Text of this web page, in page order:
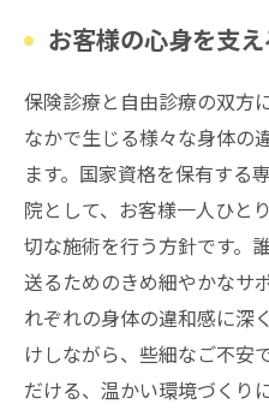
お客様の心身を支
保険診療と自由診療の双方
なかで生じる様々な身体の
ます。国家資格を保有する
院として、お客様一人ひと
切な施術を行う方針です。
送るためのきめ細やかなサ
れぞれの身体の違和感に深
けしながら、些細なご不安
だける、温かい環境づくり